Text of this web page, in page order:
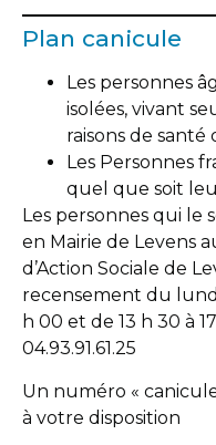
Plan canicule
Les personnes
isolées, vivant
raisons de
Les Personnes
quel que soit
Les personnes qui le
en Mairie de Levens
d’Action Sociale de
recensement du
h 00 et de 13 h 30 à
04.93.91.61.25
Un numéro «
à votre disposition